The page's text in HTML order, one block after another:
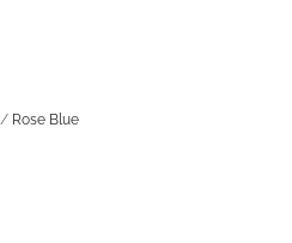
/ Rose Blue